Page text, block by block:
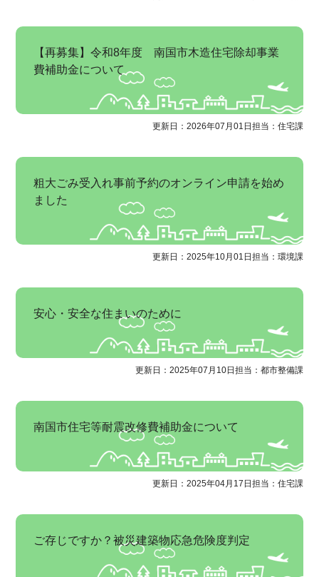
【再募集】令和8年度 南国市木造住宅除却事業
費補助金について
更新日：2026年07月01日 担当：住宅課
粗大ごみ受入れ事前予約のオンライン申請を始め
ました
更新日：2025年10月01日 担当：環境課
安心・安全な住まいのために
更新日：2025年07月10日 担当：都市整備課
南国市住宅等耐震改修費補助金について
更新日：2025年04月17日 担当：住宅課
ご存じですか？被災建築物応急危険度判定